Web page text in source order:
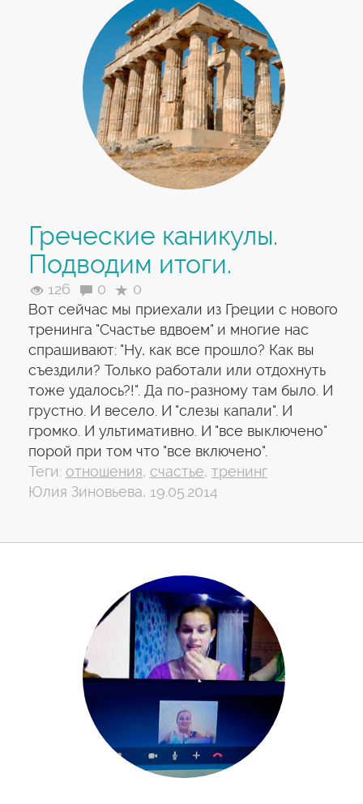
Греческие каникулы.
Подводим итоги.
126 0
0
Вот сейчас мы приехали из Греции с нового
тренинга "Счастье вдвоем" и многие нас
спрашивают: "Ну, как все прошло? Как вы
съездили? Только работали или отдохнуть
тоже удалось?!". Да по-разному там было. И
грустно. И весело. И "слезы капали". И
громко. И ультимативно. И "все выключено"
порой при том что "все включено".
Теги: отношения, счастье, тренинг
Юлия Зиновьева, 19.05.2014